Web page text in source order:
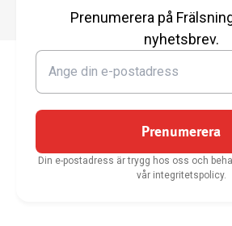
Prenumerera på
nyhetsbrev.
Prenumerera
Din e-postadress är trygg hos oss och
vår integritetspolicy.